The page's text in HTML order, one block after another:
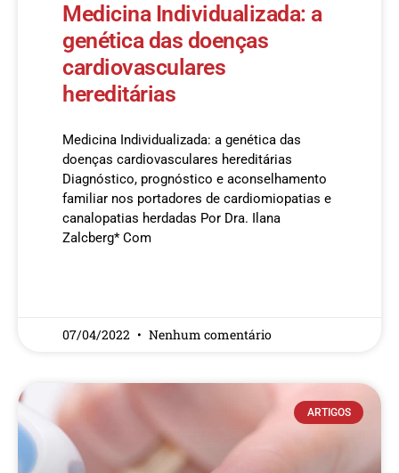
Medicina Individualizada: a
genética das doenças
cardiovasculares
hereditárias
Medicina Individualizada: a genética das
doenças cardiovasculares hereditárias
Diagnóstico, prognóstico e aconselhamento
familiar nos portadores de cardiomiopatias e
canalopatias herdadas Por Dra. Ilana
Zalcberg* Com
07/04/2022 Nenhum comentário
ARTIGOS